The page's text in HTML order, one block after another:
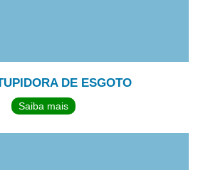
DE ESGOTO
Saiba mais